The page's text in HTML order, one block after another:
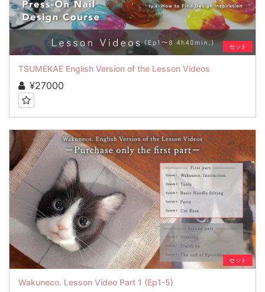
セット
TSUMEKAE English Version of the Lesson Videos
¥27000
セット
Wakuneco. Lesson Video Part 1 (Ep1-5)